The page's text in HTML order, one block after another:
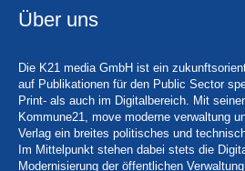
Über uns
Die K21 media GmbH ist ein
auf Publikationen für den Public Sector
Print- als auch im Digitalbereich. Mit
Kommune21, move moderne verwaltung
Verlag ein breites politisches und
Im Mittelpunkt stehen dabei stets die
Modernisierung der öffentlichen